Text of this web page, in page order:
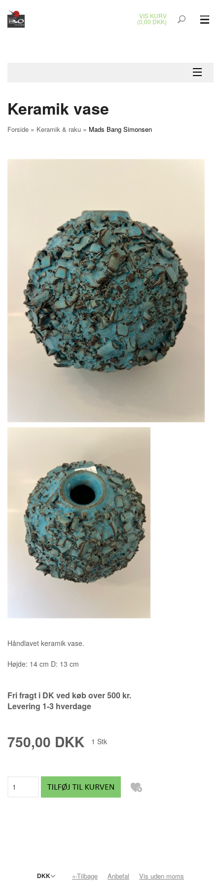
VIS KURV
(0,00 DKK)
KUNSTNERE
KUNSTTRYK OG KORT
FIGURER
★ ★ ★ ★ ★
GAVEKORT
ERHVERVSINDRETNING OM
Keramik vase
Forside » Keramik & raku » Mads Bang Simonsen
Håndlavet keramik vase.
Højde: 14 cm D: 13 cm
Fri fragt i DK ved køb over 500 kr.
Levering 1-3 hverdage
750,00 DKK 1 Stk
«-Tilbage Anbefal Vis uden moms